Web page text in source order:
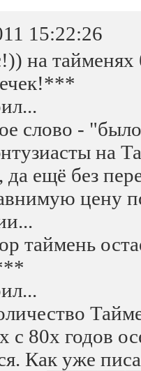
15:22:26
на
слово -
на
да ещё без
цену
таймень
80х годов
Как уже